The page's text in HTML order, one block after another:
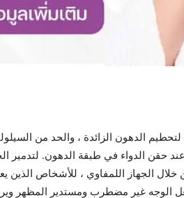
الدهون الزائدة ، والحد من
عند حقن الدواء في طبقة الدهون. لتدمير
خلال الجهاز اللمفاوي ، للأشخاص الذين